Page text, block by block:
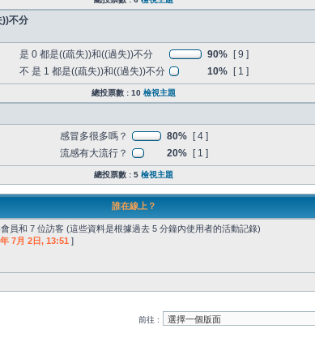
))不分
是 0 都是((疏失))和((過失))不分 90%
[ 9 ]
不 是 1 都是((疏失))和((過失))不分
10% [ 1 ]
總投票數 : 10 檢視主題
感冒多很多嗎？
80%
[ 4 ]
流感有大流行？
20% [ 1 ]
總投票數 : 5 檢視主題
誰在線上？
員和 7 位訪客 (這些資料是根據過去 5 分鐘內使用者的活動記錄)
7月 2日, 13:51 ]
前往 :